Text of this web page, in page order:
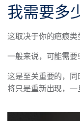
我需要多
这取决于你的疤痕类
一般来说，可能需要
这是至关重要的，
将只是重新出现，一